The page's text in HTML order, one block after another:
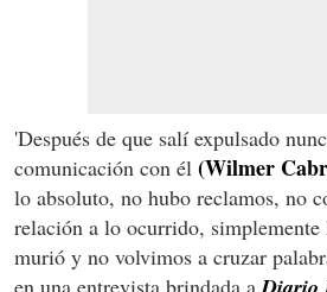
'Después de que salí expulsado
comunicación con él (Wilmer
lo absoluto, no hubo reclamos, no
relación a lo ocurrido,
murió y no volvimos a cruzar